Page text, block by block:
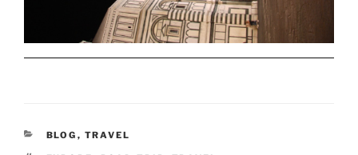
CATEGORIES
BLOG , TRAVEL